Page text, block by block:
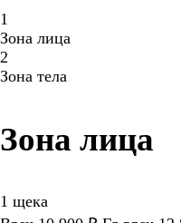
1
Зона лица
2
Зона тела
Зона лица
1 щека